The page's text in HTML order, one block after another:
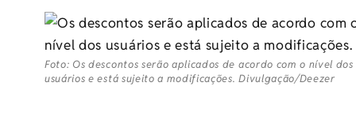
Foto: Os descontos serão aplicados de acordo com o nível dos
usuários e está sujeito a modificações. Divulgação/Deezer